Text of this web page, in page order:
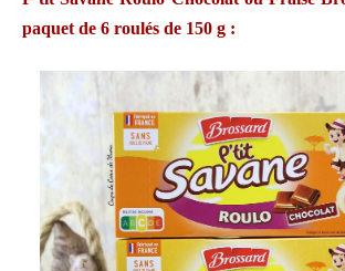
paquet de 6 roulés de 150 g :